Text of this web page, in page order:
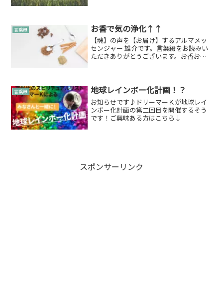
13：...
言葉綴 お香で気の浄化↑↑
【魂】の声を【お届け】するアルマメッ
センジャー 雄介です。言葉綴をお読みい
ただきありがとうございます。お香お香
然香木の...
言葉綴 地球レインボー化計画！？
お知らせです♪ドリーマーＫが地球レイ
ンボー化計画の第二回目を開催するそう
です！ご興味ある方はこちら↓
スポンサーリンク